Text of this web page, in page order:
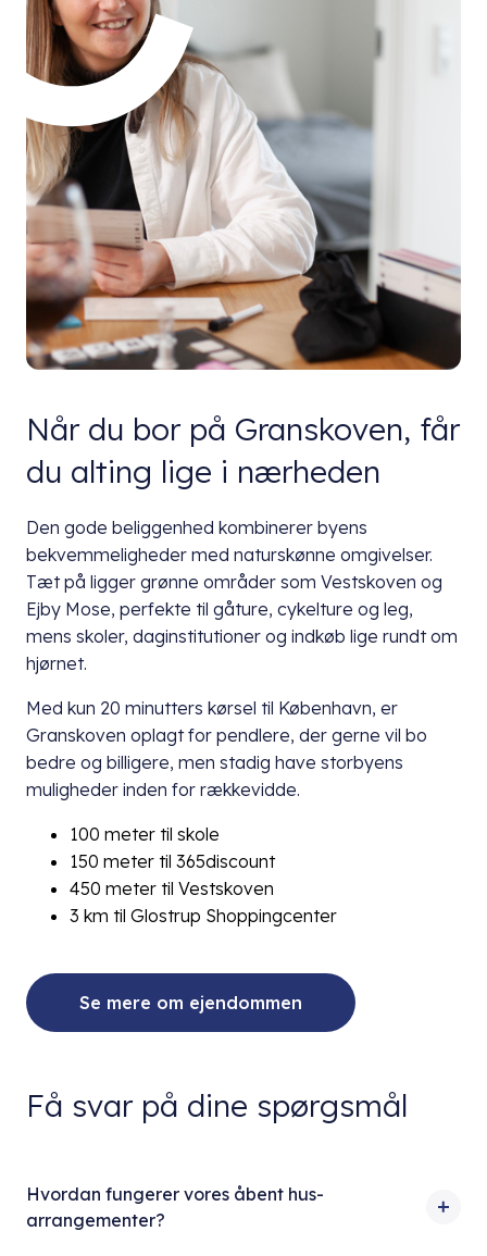
Når du bor på Granskoven, får
du alting lige i nærheden
Den gode beliggenhed kombinerer byens
bekvemmeligheder med naturskønne omgivelser.
Tæt på ligger grønne områder som Vestskoven og
Ejby Mose, perfekte til gåture, cykelture og leg,
mens skoler, daginstitutioner og indkøb lige rundt om
hjørnet.
Med kun 20 minutters kørsel til København, er
Granskoven oplagt for pendlere, der gerne vil bo
bedre og billigere, men stadig have storbyens
muligheder inden for rækkevidde.
100 meter til skole
150 meter til 365discount
450 meter til Vestskoven
3 km til Glostrup Shoppingcenter
Se mere om ejendommen
Få svar på dine spørgsmål
Hvordan fungerer vores åbent hus-
arrangementer?